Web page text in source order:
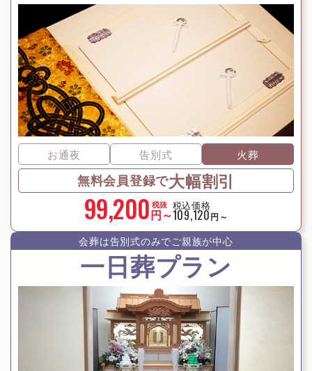
お通夜 告別式 火葬
無料会員登録で大幅割引
99,200 税抜
円～
税込価格
109,120円～
会葬は告別式のみでご親族が中⼼
一日葬プラン